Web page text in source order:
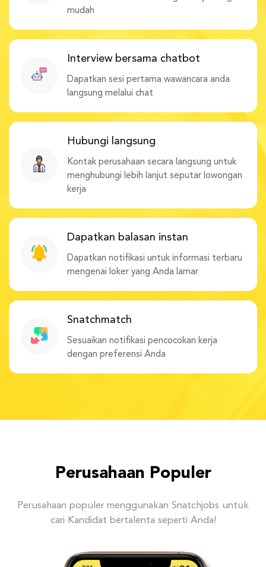
mudah
Interview bersama chatbot
Dapatkan sesi pertama wawancara anda
langsung melalui chat
Hubungi langsung
Kontak perusahaan secara langsung untuk
menghubungi lebih lanjut seputar lowongan
kerja
Dapatkan balasan instan
Dapatkan notifikasi untuk informasi terbaru
mengenai loker yang Anda lamar
Snatchmatch
Sesuaikan notifikasi pencocokan kerja
dengan preferensi Anda
Perusahaan Populer
Perusahaan populer menggunakan Snatchjobs untuk
cari Kandidat bertalenta seperti Anda!